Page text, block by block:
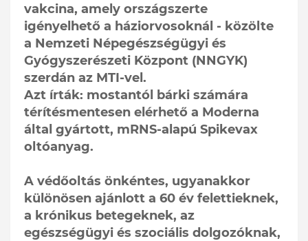
vakcina, amely országszerte
igényelhető a háziorvosoknál - közölte
a Nemzeti Népegészségügyi és
Gyógyszerészeti Központ (NNGYK)
szerdán az MTI-vel.
Azt írták: mostantól bárki számára
térítésmentesen elérhető a Moderna
által gyártott, mRNS-alapú Spikevax
oltóanyag.
A védőoltás önkéntes, ugyanakkor
különösen ajánlott a 60 év felettieknek,
a krónikus betegeknek, az
egészségügyi és szociális dolgozóknak,